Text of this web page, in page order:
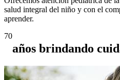
salud integral del niño y con el
aprender.